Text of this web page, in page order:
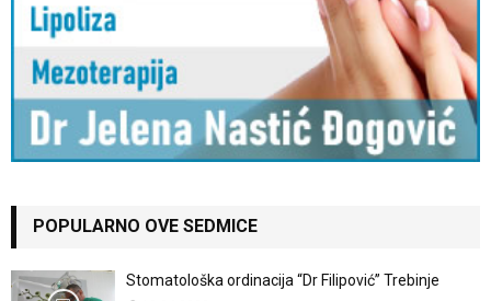
POPULARNO OVE SEDMICE
Stomatološka ordinacija “Dr Filipović” Trebinje